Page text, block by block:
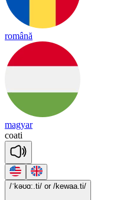
română
magyar
coati
/ˈkəʊɑ:.ti/ or /kewaa.ti/